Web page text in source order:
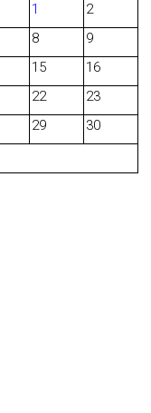
1
2
8
9
15
16
22
23
29
30